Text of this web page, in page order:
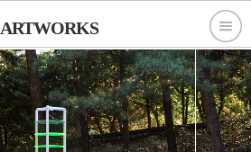
ARTWORKS